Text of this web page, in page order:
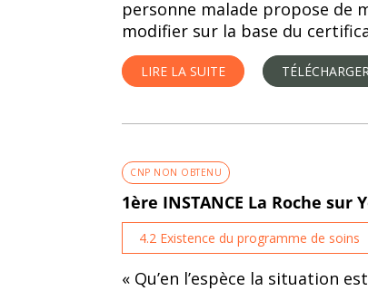
personne malade propose de
modifier sur la base du
LIRE LA SUITE
CNP NON OBTENU
1ère INSTANCE La Roche
4.2 Existence du programme de soins
« Qu’en l’espèce la situation